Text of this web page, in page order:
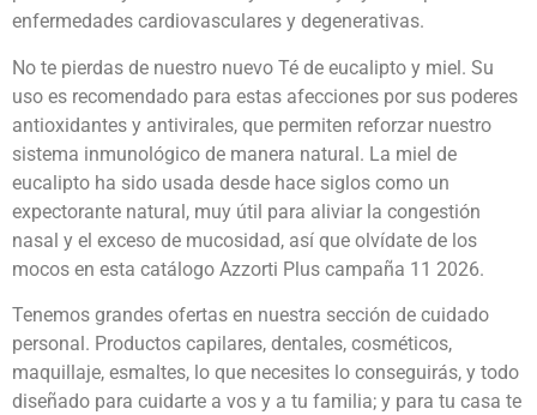
enfermedades cardiovasculares y degenerativas.
No te pierdas de nuestro nuevo Té de eucalipto y miel. Su
uso es recomendado para estas afecciones por sus poderes
antioxidantes y antivirales, que permiten reforzar nuestro
sistema inmunológico de manera natural. La miel de
eucalipto ha sido usada desde hace siglos como un
expectorante natural, muy útil para aliviar la congestión
nasal y el exceso de mucosidad, así que olvídate de los
mocos en esta catálogo Azzorti Plus campaña 11 2026.
Tenemos grandes ofertas en nuestra sección de cuidado
personal. Productos capilares, dentales, cosméticos,
maquillaje, esmaltes, lo que necesites lo conseguirás, y todo
diseñado para cuidarte a vos y a tu familia; y para tu casa te